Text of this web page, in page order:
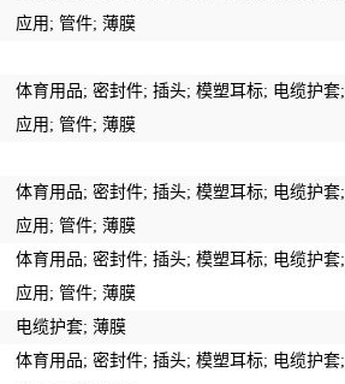
应用 ; 管件; 薄膜
体育用品; 密封件; 插头; 模塑耳标; 电缆护套;
应用 ; 管件; 薄膜
体育用品; 密封件; 插头; 模塑耳标; 电缆护套;
应用 ; 管件; 薄膜
体育用品; 密封件; 插头; 模塑耳标; 电缆护套;
应用 ; 管件; 薄膜
电缆护套; 薄膜
体育用品; 密封件; 插头; 模塑耳标; 电缆护套;